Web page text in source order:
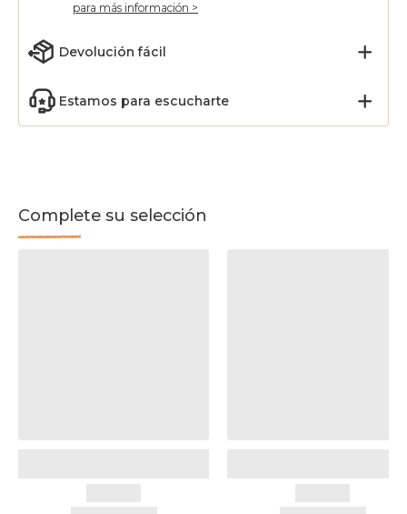
para más información >
Devolución fácil
Estamos para escucharte
Complete su selección